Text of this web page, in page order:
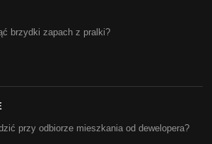
brzydki zapach z pralki?
przy odbiorze mieszkania od dewelopera?